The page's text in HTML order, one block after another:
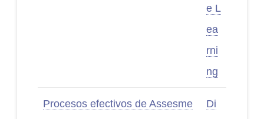
e L
ea
rni
ng
Procesos efectivos de Assesme Di